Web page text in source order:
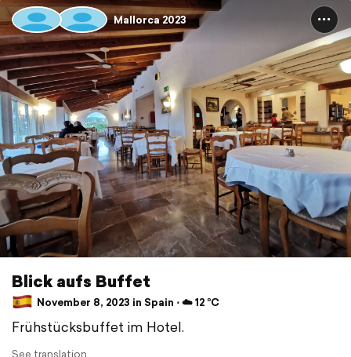
Mallorca 2023
Blick aufs Buffet
November 8, 2023 in Spain ⋅ ☁️ 12 °C
Frühstücksbuffet im Hotel.